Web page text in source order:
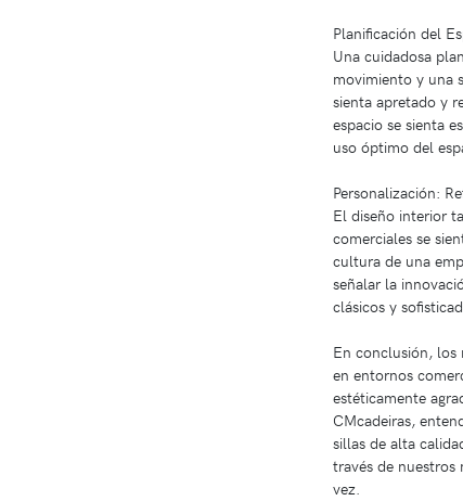
Planificación del
Una cuidadosa
movimiento y una
sienta apretado y
espacio se sienta
uso óptimo del
Personalización:
El diseño interior
comerciales se
cultura de una
señalar la
clásicos y
En conclusión, los
en entornos
estéticamente
CMcadeiras,
sillas de alta
través de nuestros
vez.